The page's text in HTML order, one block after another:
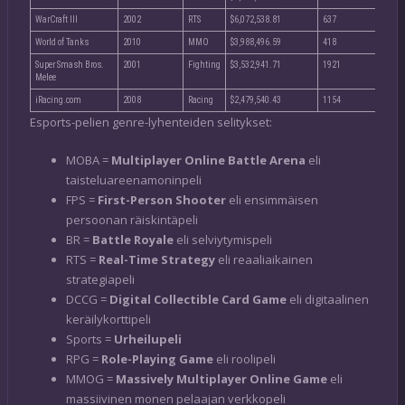
WarCraft III 2002 RTS $6,072,538.81 637
World of Tanks 2010 MMO $3,988,496.59 418
Super Smash Bros.
Melee
2001 Fighting $3,532,941.71 1921
iRacing.com 2008 Racing $2,479,540.43 1154
Esports-pelien genre-lyhenteiden selitykset:
MOBA = Multiplayer Online Battle Arena eli
taisteluareenamoninpeli
FPS = First-Person Shooter eli ensimmäisen
persoonan räiskintäpeli
BR = Battle Royale eli selviytymispeli
RTS = Real-Time Strategy eli reaaliaikainen
strategiapeli
DCCG = Digital Collectible Card Game eli digitaalinen
keräilykorttipeli
Sports = Urheilupeli
RPG = Role-Playing Game eli roolipeli
MMOG = Massively Multiplayer Online Game eli
massiivinen monen pelaajan verkkopeli